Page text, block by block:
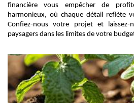
financière vous empêcher de
harmonieux, où chaque détail reflète
Confiez-nous votre projet et laissez-
paysagers dans les limites de votre